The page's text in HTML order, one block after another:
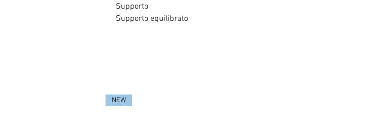
Supporto
Supporto equilibrato
NEW